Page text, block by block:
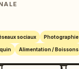
sociaux Photographie
Alimentation / Boissons